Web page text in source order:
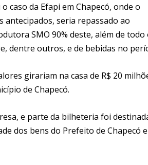
da Efapi em Chapecó, onde o
seria repassado ao
SMO 90% deste, além de todo
dentre outros, e de bebidas no
girariam na casa de R$ 20
de Chapecó.
e parte da bilheteria foi
dos bens do Prefeito de Chapecó